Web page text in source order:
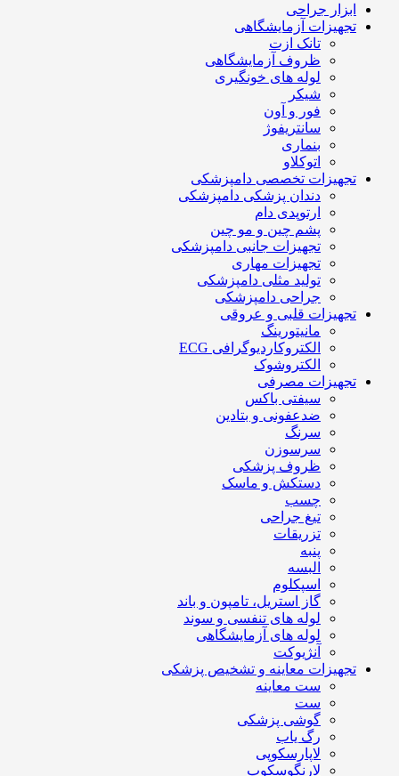
ابزار جراحی
تجهیزات آزمایشگاهی
تانک ازت
ظروف آزمایشگاهی
لوله های خونگیری
شیکر
فور و آون
سانتریفوژ
بنماری
اتوکلاو
تجهیزات تخصصی دامپزشکی
دندان پزشکی دامپزشکی
ارتوپدی دام
پشم چین و مو چین
تجهیزات جانبی دامپزشکی
تجهیزات مهاری
تولید مثلی دامپزشکی
جراحی دامپزشکی
تجهیزات قلبی و عروقی
مانیتورینگ
الکتروکاردیوگرافی ECG
الکتروشوک
تجهیزات مصرفی
سیفتی باکس
ضدعفونی و بتادین
سرنگ
سرسوزن
ظروف پزشکی
دستکش و ماسک
چسب
تیغ جراحی
تزریقات
پنبه
البسه
اسپکلوم
گاز استریل، تامپون و باند
لوله های تنفسی و سوند
لوله های آزمایشگاهی
آنژیوکت
تجهیزات معاینه و تشخیص پزشکی
ست معاینه
ست
گوشی پزشکی
رگ یاب
لاپارسکوپی
لارنگوسکوپ